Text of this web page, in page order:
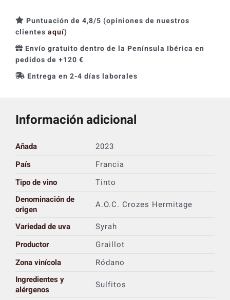
Puntuación de 4,8/5 (opiniones de nuestros
clientes aquí)
Envío gratuito dentro de la Península Ibérica en
pedidos de +120 €
Entrega en 2-4 días laborales
Información adicional
Añada
2023
País
Francia
Tipo de vino
Tinto
Denominación de
origen
A.O.C. Crozes Hermitage
Variedad de uva
Syrah
Productor
Graillot
Zona vinícola
Ródano
Ingredientes y
alérgenos
Sulfitos